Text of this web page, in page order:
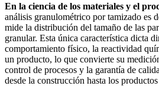
En la ciencia de los materiales y el
análisis granulométrico por tamizado es
mide la distribución del tamaño de las
granular. Esta única característica dicta
comportamiento físico, la reactividad
un producto, lo que convierte su
control de procesos y la garantía de
desde la construcción hasta los